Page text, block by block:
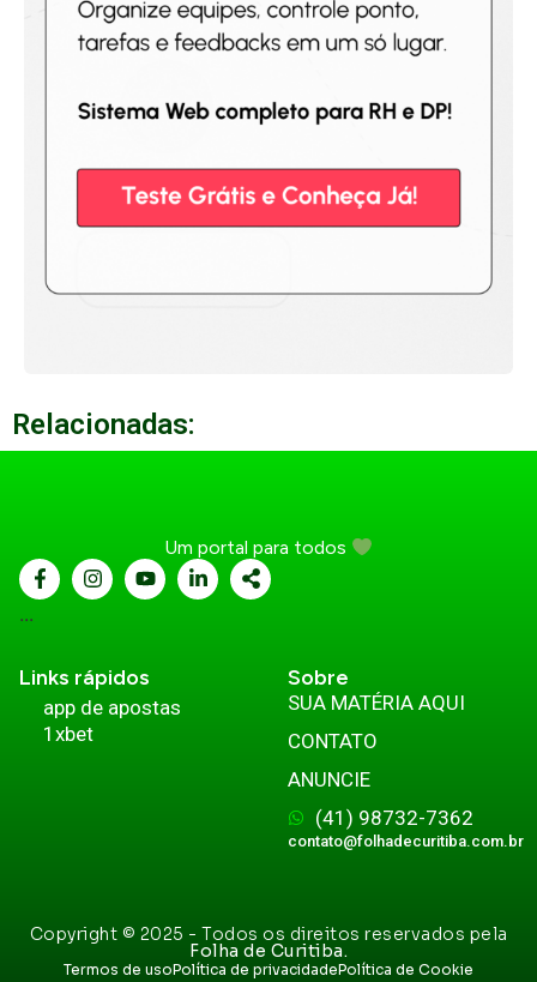
Relacionadas:
Um portal para todos
...
Links rápidos
app de apostas
1xbet
Sobre
SUA MATÉRIA AQUI
CONTATO
ANUNCIE
(41) 98732-7362
contato@folhadecuritiba.com.br
Copyright © 2025 - Todos os direitos reservados pela
Folha de Curitiba.
Termos de usoPolítica de privacidadePolítica de Cookie